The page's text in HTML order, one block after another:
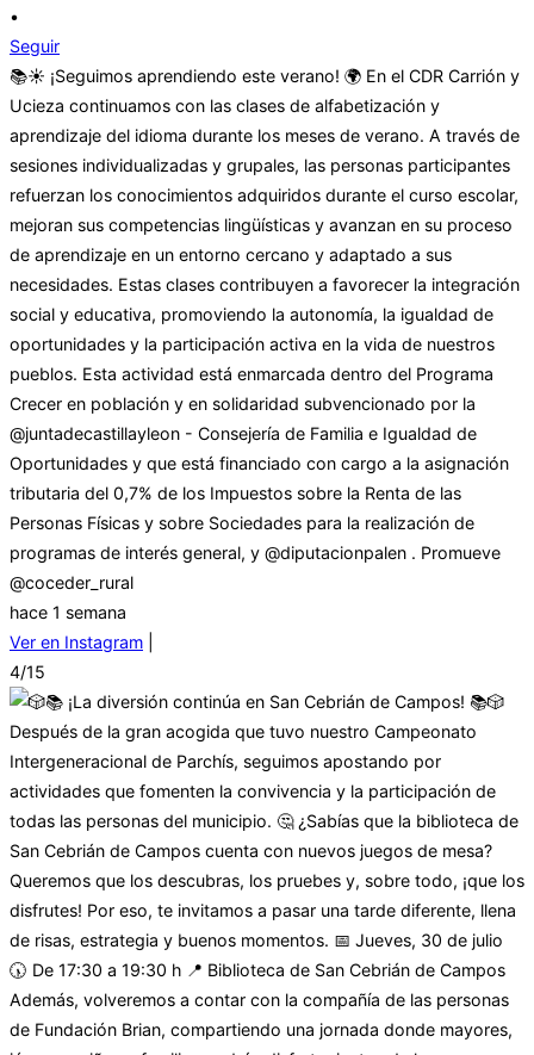
•
Seguir
📚☀️ ¡Seguimos aprendiendo este verano! 🌍 En el CDR Carrión y
Ucieza continuamos con las clases de alfabetización y
aprendizaje del idioma durante los meses de verano. A través de
sesiones individualizadas y grupales, las personas participantes
refuerzan los conocimientos adquiridos durante el curso escolar,
mejoran sus competencias lingüísticas y avanzan en su proceso
de aprendizaje en un entorno cercano y adaptado a sus
necesidades. Estas clases contribuyen a favorecer la integración
social y educativa, promoviendo la autonomía, la igualdad de
oportunidades y la participación activa en la vida de nuestros
pueblos. Esta actividad está enmarcada dentro del Programa
Crecer en población y en solidaridad subvencionado por la
@juntadecastillayleon - Consejería de Familia e Igualdad de
Oportunidades y que está financiado con cargo a la asignación
tributaria del 0,7% de los Impuestos sobre la Renta de las
Personas Físicas y sobre Sociedades para la realización de
programas de interés general, y @diputacionpalen . Promueve
@coceder_rural
hace 1 semana
Ver en Instagram
4/15